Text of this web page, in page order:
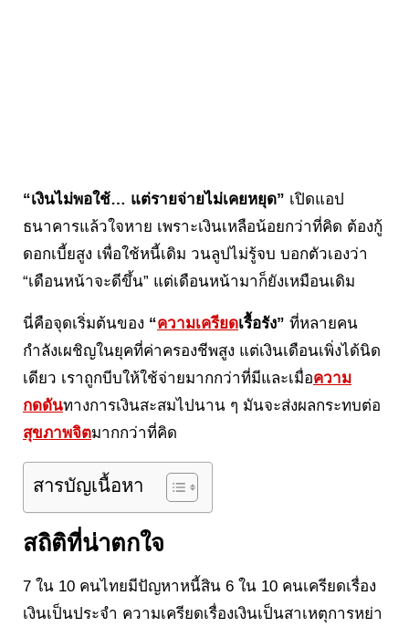
“เงินไม่พอใช้… แต่รายจ่ายไม่เคยหยุด” เปิดแอป
ธนาคารแล้วใจหาย เพราะเงินเหลือน้อยกว่าที่คิด ต้องกู้
ดอกเบี้ยสูง เพื่อใช้หนี้เดิม วนลูปไม่รู้จบ บอกตัวเองว่า
“เดือนหน้าจะดีขึ้น” แต่เดือนหน้ามาก็ยังเหมือนเดิม
นี่คือจุดเริ่มต้นของ “ความเครียดเรื้อรัง” ที่หลายคน
กำลังเผชิญในยุคที่ค่าครองชีพสูง แต่เงินเดือนเพิ่งได้นิด
เดียว เราถูกบีบให้ใช้จ่ายมากกว่าที่มีและเมื่อความ
กดดันทางการเงินสะสมไปนาน ๆ มันจะส่งผลกระทบต่อ
สุขภาพจิตมากกว่าที่คิด
สารบัญเนื้อหา
สถิติที่น่าตกใจ
7 ใน 10 คนไทยมีปัญหาหนี้สิน 6 ใน 10 คนเครียดเรื่อง
เงินเป็นประจำ ความเครียดเรื่องเงินเป็นสาเหตุการหย่า